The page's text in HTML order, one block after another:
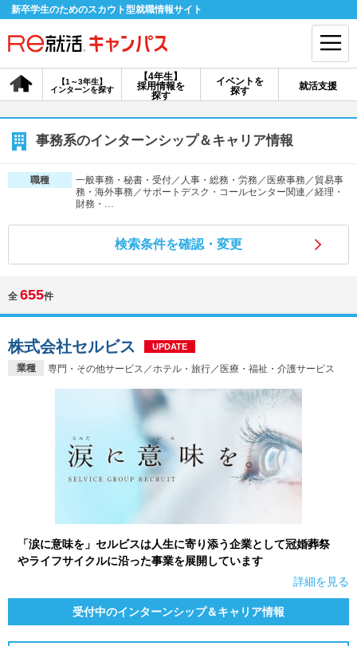
新卒学生のためのスカウト型就職情報サイト
【4年生】
採用情報を
探す
【1～3年生】
インターンを探す
イベントを
探す
就活支援
会員登録 ログイン
会員ID・パスワードを忘れた方はこちら
探す
【4年生】
【4年生】
説明会を探す
【1～3年生】
イベントを探す
就活ノウハウ・サポート
お役立ち記事・相談室など
適職診断
あなたに合う仕事を診断！
就活チャンネル
動画で対策講座をチェック
就活時事ニュースを更新 不明点があればこちら
事務系のインターンシップ＆キャリア情報
職種
一般事務・秘書・受付／人事・総務・労務／医療事務／貿易事
務・海外事務／サポートデスク・コールセンター関連／経理・
財務・…
検索条件を確認・変更
全 655件
業種 専門・その他サービス／ホテル・旅行／医療・福祉・介護サービス
株式会社セルビス UPDATE
「涙に意味を」セルビスは人生に寄り添う企業として冠婚葬祭
やライフサイクルに沿った事業を展開しています
詳細を見る
受付中のインターンシップ＆キャリア情報